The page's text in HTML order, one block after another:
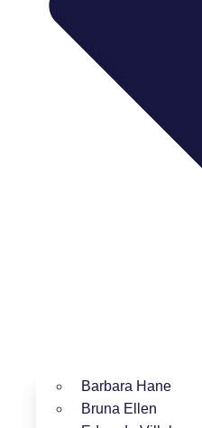
Barbara Hane
Bruna Ellen